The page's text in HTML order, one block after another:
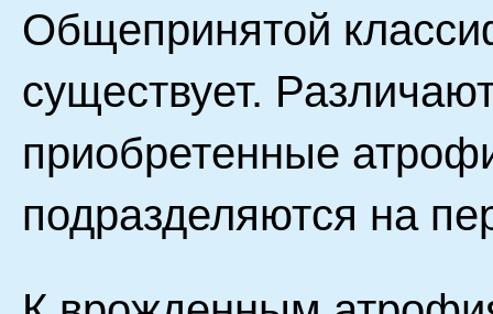
Общепринятой
существует.
приобретенные
подразделяются на